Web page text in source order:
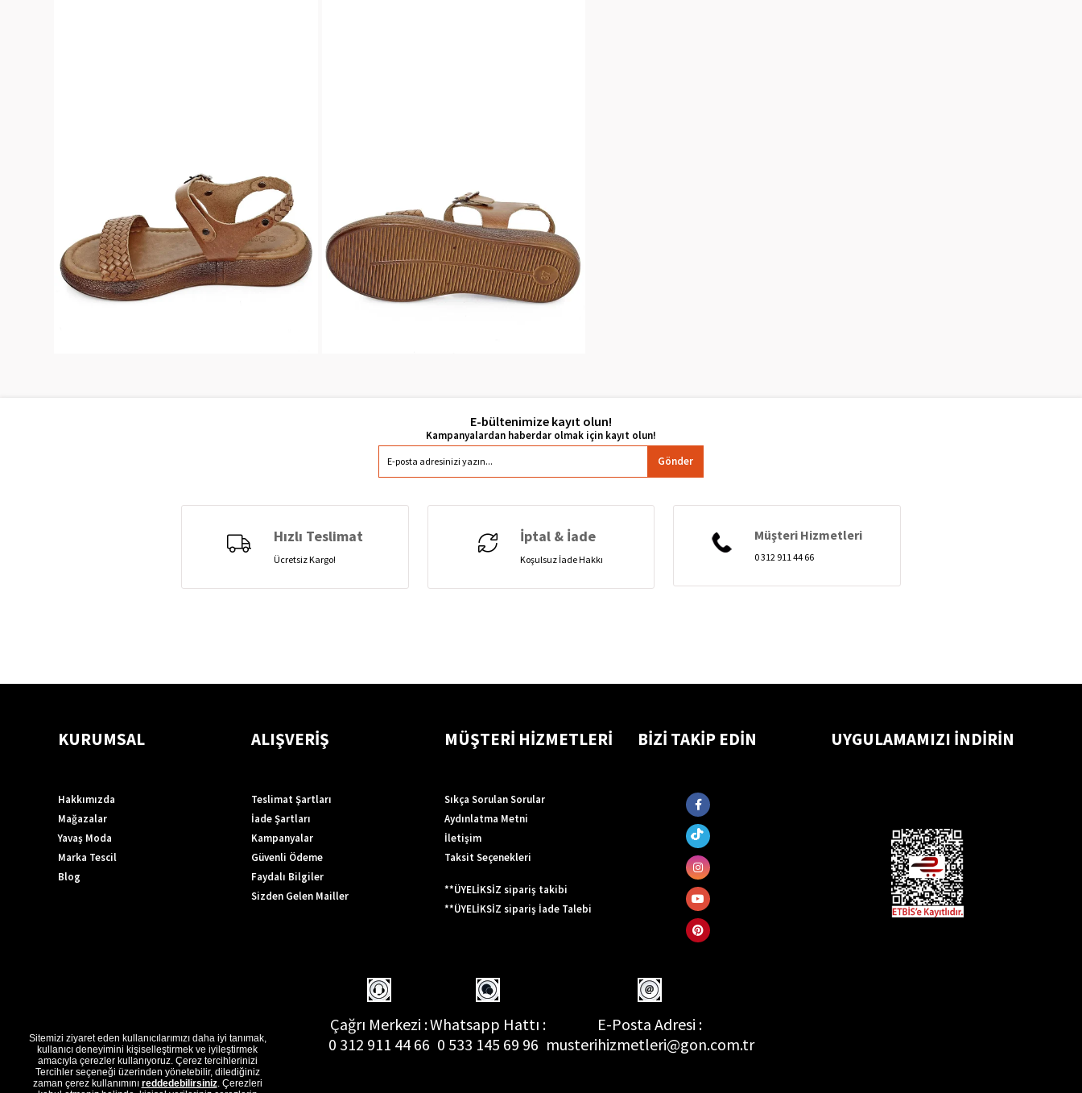
E-bültenimize kayıt olun!
Gönder
Hızlı Teslimat
Ücretsiz Kargo!
İptal & İade
Koşulsuz İade Hakkı
Müşteri Hizmetleri
0 312 911 44 66
KURUMSAL
Hakkımızda
Mağazalar
Yavaş Moda
Marka Tescil
Blog
ALIŞVERİŞ
Teslimat Şartları
İade Şartları
Kampanyalar
Güvenli Ödeme
Faydalı Bilgiler
Sizden Gelen Mailler
MÜŞTERİ HİZMETLERİ
Sıkça Sorulan Sorular
Aydınlatma Metni
İletişim
Taksit Seçenekleri
**ÜYELİKSİZ sipariş takibi
**ÜYELİKSİZ sipariş İade Talebi
BİZİ TAKİP EDİN UYGULAMAMIZI İNDİRİN
Çağrı Merkezi :
0 312 911 44 66
Whatsapp Hattı :
0 533 145 69 96
E-Posta Adresi :
musterihizmetleri@gon.com.tr
Sitemizi ziyaret eden kullanıcılarımızı daha iyi tanımak,
kullanıcı deneyimini kişiselleştirmek ve iyileştirmek
amacıyla çerezler kullanıyoruz. Çerez tercihlerinizi
Tercihler seçeneği üzerinden yönetebilir, dilediğiniz
zaman çerez kullanımını reddedebilirsiniz. Çerezleri